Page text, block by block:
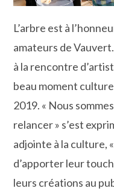
L’arbre est à
amateurs de
à la rencontre
beau moment
2019. « Nous
relancer » s’est
adjointe à la culture,
d’apporter leur
leurs créations au